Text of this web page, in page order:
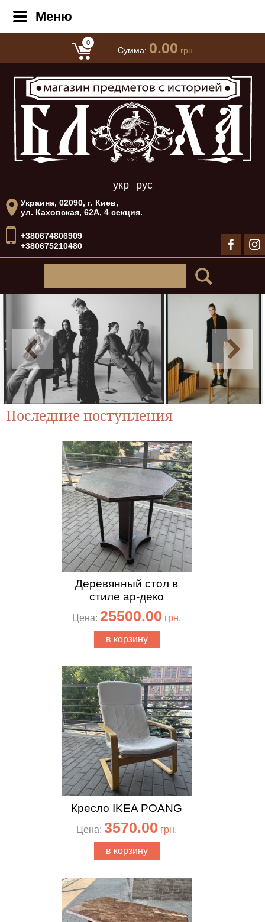
0
Сумма: 0.00 грн.
укр рус
Украина, 02090, г. Киев,
ул. Каховская, 62А, 4 секция.
+380674806909
+380675210480
Меню
Последние поступления
Деревянный стол в
стиле ар-деко
Цена: 25500.00 грн.
в корзину
Кресло IKEA POANG
Цена: 3570.00 грн.
в корзину